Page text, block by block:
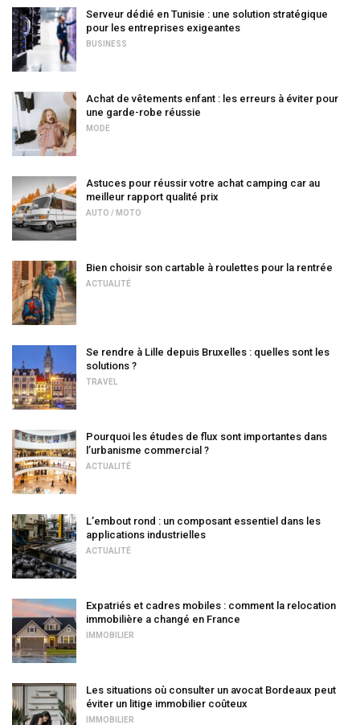
Serveur dédié en Tunisie : une solution stratégique
pour les entreprises exigeantes
BUSINESS
Achat de vêtements enfant : les erreurs à éviter pour
une garde-robe réussie
MODE
Astuces pour réussir votre achat camping car au
meilleur rapport qualité prix
AUTO / MOTO
Bien choisir son cartable à roulettes pour la rentrée
ACTUALITÉ
Se rendre à Lille depuis Bruxelles : quelles sont les
solutions ?
TRAVEL
Pourquoi les études de flux sont importantes dans
l’urbanisme commercial ?
ACTUALITÉ
L’embout rond : un composant essentiel dans les
applications industrielles
ACTUALITÉ
Expatriés et cadres mobiles : comment la relocation
immobilière a changé en France
IMMOBILIER
Les situations où consulter un avocat Bordeaux peut
éviter un litige immobilier coûteux
IMMOBILIER